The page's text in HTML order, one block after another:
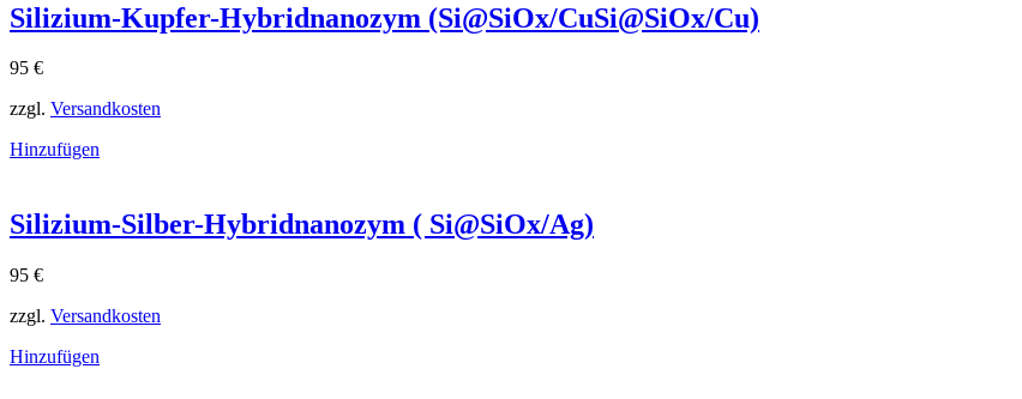
Silizium-Kupfer-Hybridnanozym (Si@SiOx/CuSi@SiOx​/Cu)
95 €
zzgl. Versandkosten
Hinzufügen
Silizium-Silber-Hybridnanozym ( Si@SiOx/Ag)
95 €
zzgl. Versandkosten
Hinzufügen